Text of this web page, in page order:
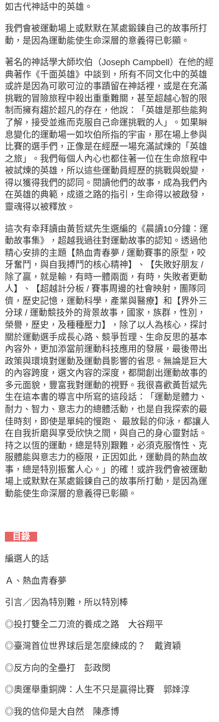
如古代神話中的英雄。
我們會被運動場上或默默在某處鍛鍊自己的故事所打
動，是因為運動能使生命深層的意義得已彰顯。
著名的神話學大師坎伯（Joseph Campbell）在他的經
典著作《千面英雄》中談到，所有不同文化中的英雄
或許是因為可歌可泣的事蹟留在神話裡，或是在充滿
挑戰的冒險旅程中殺出重重難關，甚至超越心智的限
制而擁有趨於超凡的存在，他說：「英雄是那些能夠
了解，接受並進而克服自己命運挑戰的人」。如果瞬
息變化的運動場一如坎伯所指的宇宙，那在場上參與
比賽的選手們，正像是在經歷一場充滿試煉的「英雄
之旅」。我們每個人內心也都住著一位在生命旅程中
被試煉的英雄，所以這些運動員經歷的挑戰與蛻變，
得以獲得我們的認同。閱讀他們的故事，成為我們內
在英雄的典範，成道之路的指引，生命得以被啟發，
靈魂得以被釋放。
這次有幸拜讀由黃哲斌先生選編的《晨讀10分鐘：運
動故事集》，超越我過往對運動故事的認知。透過他
精心安排的主題【熱血青春夢 / 運動賽事的原型，咬
牙奮鬥，與自我搏鬥的核心精神】、【失敗好朋友 /
除了贏，就是輸，有時一體兩面，有時，失敗者更動
人】、【超越計分板 / 賽事周邊的社會映射，團隊同
儕，歷史記憶，運動科學，產業與醫療】和【界外三
分球 / 運動競技外的背景故事，國家，族群，性別，
榮譽，歷史，及種種壓力】，除了以人為核心，探討
關於運動選手成長心路、競爭哲理、生命反思的基本
內容外，更加添當前運動科技應用的發展，最後帶出
政策與環境對運動及運動員影響的省思。無論是巨大
的內容跨度，選文內容的深度，都開創出運動故事的
多元面貌，豐富我對運動的視野。我很喜歡黃哲斌先
生在這本書的導言中所寫的這段話：「運動是體力、
耐力、智力、意志力的總體活動，也是自我探索的最
佳時刻，即使是單純的慢跑、 最放鬆的仰泳，都讓人
在自我折磨與享受欣快之間，與自己的身心靈對話。
持之以恆的運動，總是特別艱難，必須克服惰性、克
服體能與意志力的極限，正因如此，運動員的熱血故
事，總是特別振奮人心。」的確！或許我們會被運動
場上或默默在某處鍛鍊自己的故事所打動，是因為運
動能使生命深層的意義得已彰顯。
目錄
編選人的話
Ａ、熱血青春夢
引言／因為特別難，所以特別棒
◎投打雙全二刀流的養成之路 大谷翔平
◎臺灣首位世界球后是怎麼練成的？ 戴資穎
◎反方向的全壘打 彭政閔
◎奧運舉重銅牌：人生不只是贏得比賽 郭婞淳
◎我的信仰是大自然 陳彥博